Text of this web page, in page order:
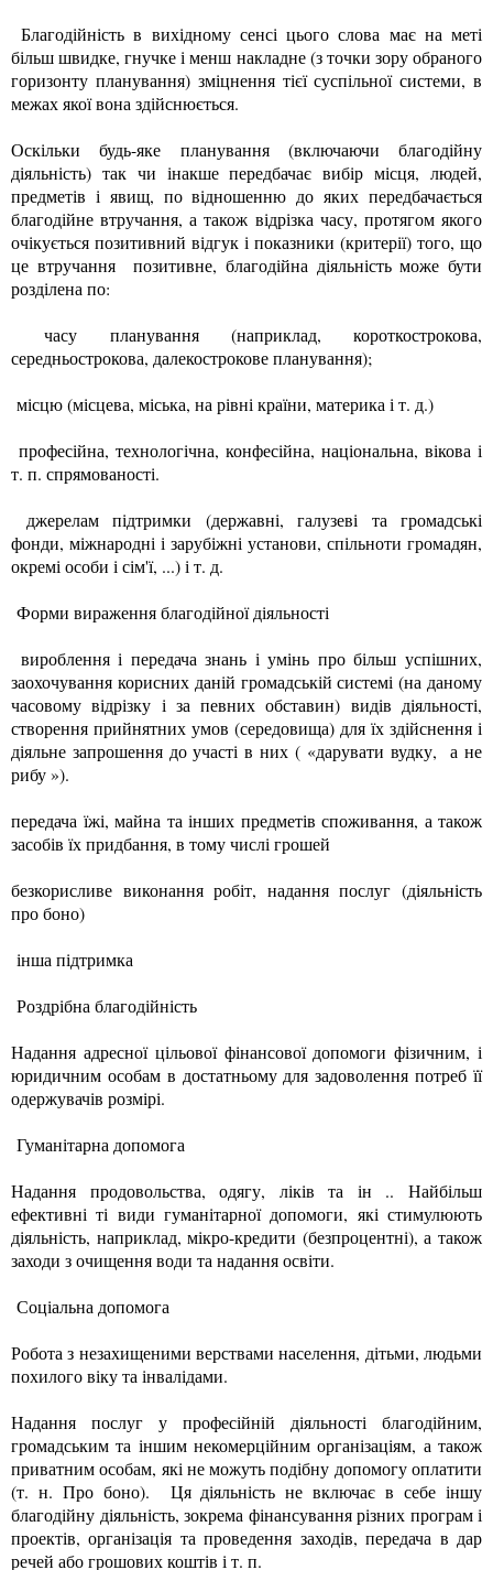
Благодійність в вихідному сенсі цього слова має на меті
більш швидке, гнучке і менш накладне (з точки зору обраного
горизонту планування) зміцнення тієї суспільної системи, в
межах якої вона здійснюється.
Оскільки будь-яке планування (включаючи благодійну
діяльність) так чи інакше передбачає вибір місця, людей,
предметів і явищ, по відношенню до яких передбачається
благодійне втручання, а також відрізка часу, протягом якого
очікується позитивний відгук і показники (критерії) того, що
це втручання позитивне, благодійна діяльність може бути
розділена по:
часу планування (наприклад, короткострокова,
середньострокова, далекострокове планування);
місцю (місцева, міська, на рівні країни, материка і т. д.)
професійна, технологічна, конфесійна, національна, вікова і
т. п. спрямованості.
джерелам підтримки (державні, галузеві та громадські
фонди, міжнародні і зарубіжні установи, спільноти громадян,
окремі особи і сім'ї, ...) і т. д.
Форми вираження благодійної діяльності
вироблення і передача знань і умінь про більш успішних,
заохочування корисних даній громадській системі (на даному
часовому відрізку і за певних обставин) видів діяльності,
створення прийнятних умов (середовища) для їх здійснення і
діяльне запрошення до участі в них ( «дарувати вудку, а не
рибу »).
передача їжі, майна та інших предметів споживання, а також
засобів їх придбання, в тому числі грошей
безкорисливе виконання робіт, надання послуг (діяльність
про боно)
інша підтримка
Роздрібна благодійність
Надання адресної цільової фінансової допомоги фізичним, і
юридичним особам в достатньому для задоволення потреб її
одержувачів розмірі.
Гуманітарна допомога
Надання продовольства, одягу, ліків та ін .. Найбільш
ефективні ті види гуманітарної допомоги, які стимулюють
діяльність, наприклад, мікро-кредити (безпроцентні), а також
заходи з очищення води та надання освіти.
Соціальна допомога
Робота з незахищеними верствами населення, дітьми, людьми
похилого віку та інвалідами.
Надання послуг у професійній діяльності благодійним,
громадським та іншим некомерційним організаціям, а також
приватним особам, які не можуть подібну допомогу оплатити
(т. н. Про боно). Ця діяльність не включає в себе іншу
благодійну діяльність, зокрема фінансування різних програм і
проектів, організація та проведення заходів, передача в дар
речей або грошових коштів і т. п.